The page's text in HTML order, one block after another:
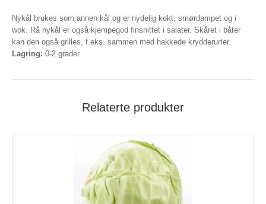
Nykål brukes som annen kål og er nydelig kokt, smørdampet og i
wok. Rå nykål er også kjempegod finsnittet i salater. Skåret i båter
kan den også grilles, f.eks. sammen med hakkede krydderurter.
Lagring: 0-2 grader
Relaterte produkter